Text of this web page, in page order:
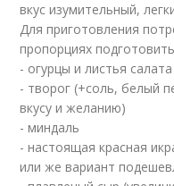
вкус изумительный,
Для приготовления
пропорциях
- огурцы и листья
- творог (+соль, белый
вкусу и желанию)
- миндаль
- настоящая красная
или же вариант